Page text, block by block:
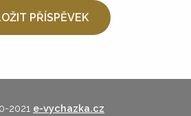
2021 e-vychazka.cz